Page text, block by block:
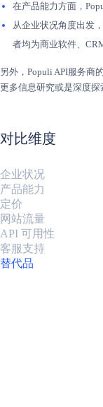
在产品能力方面，
从企业状况角度出发
者均为商业软件、
另外，Populi API服务商
更多信息研究或是深度探
对比维度
企业状况
产品能力
定价
网站流量
API 可用性
客服支持
替代品